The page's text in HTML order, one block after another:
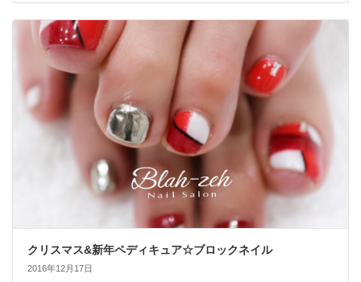
クリスマス&新年ペディキュア☆ブロックネイル
2016年12月17日